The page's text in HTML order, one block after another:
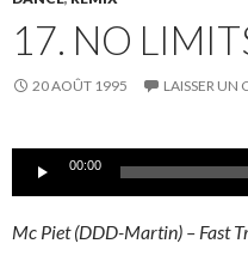
17. NO
20 AOÛT 1995 LAISSER UN
Lecteur00:00
Mc Piet (DDD-Martin) – Fast